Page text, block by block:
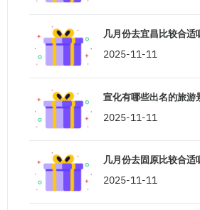
几月份去宜昌比较合适
2025-11-11
宣化有哪些出名的旅游
2025-11-11
几月份去固原比较合适
2025-11-11